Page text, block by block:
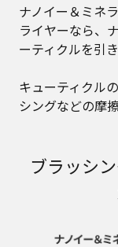
ナノイー＆ミネ
ライヤーなら、
ーティクルを引
キューティクル
シングなどの摩
ブラッシ